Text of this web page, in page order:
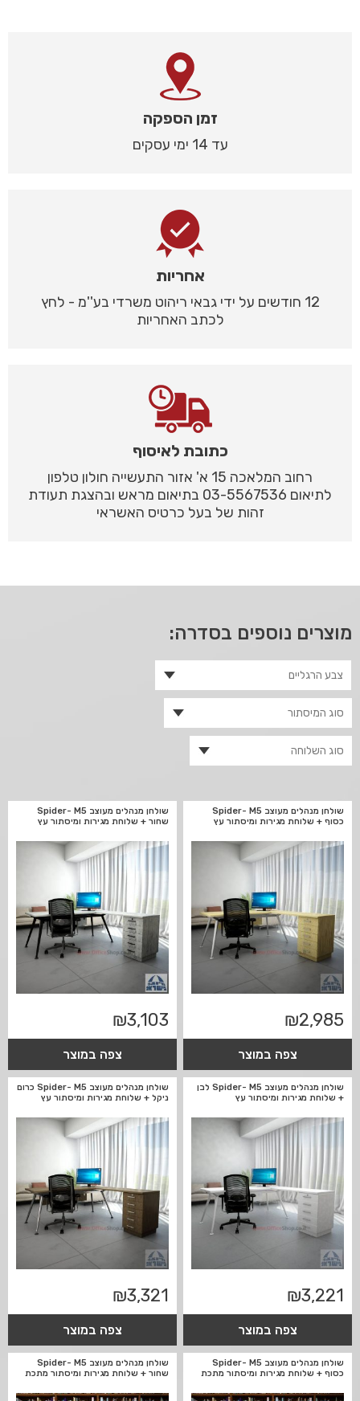
זמן הספקה
עד 14 ימי עסקים
אחריות
12 חודשים על ידי גבאי ריהוט משרדי בע''מ - לחץ
לכתב האחריות
כתובת לאיסוף
רחוב המלאכה 15 א' אזור התעשייה חולון טלפון
לתיאום 03-5567536 בתיאום מראש ובהצגת תעודת
זהות של בעל כרטיס האשראי
מוצרים נוספים בסדרה:
שולחן מנהלים מעוצב Spider- M5
כסוף + שלוחת מגירות ומיסתור עץ
₪2,985
צפה במוצר
שולחן מנהלים מעוצב Spider- M5
שחור + שלוחת מגירות ומיסתור עץ
₪3,103
צפה במוצר
שולחן מנהלים מעוצב Spider- M5 לבן
+ שלוחת מגירות ומיסתור עץ
₪3,221
צפה במוצר
שולחן מנהלים מעוצב Spider- M5 כרום
ניקל + שלוחת מגירות ומיסתור עץ
₪3,321
צפה במוצר
שולחן מנהלים מעוצב Spider- M5
כסוף + שלוחת מגירות ומיסתור מתכת
שולחן מנהלים מעוצב Spider- M5
שחור + שלוחת מגירות ומיסתור מתכת